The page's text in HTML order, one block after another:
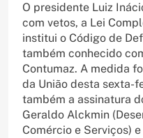
O presidente Luiz
com vetos, a Lei
institui o Código de
também conhecido
Contumaz. A medida
da União desta sexta-
também a assinatura
Geraldo Alckmin
Comércio e Serviços)